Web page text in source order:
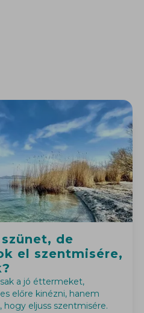
de
el szentmisére,
a jó éttermeket,
előre kinézni, hanem
hogy eljuss szentmisére.